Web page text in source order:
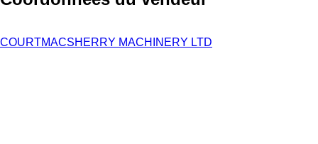
COURTMACSHERRY MACHINERY LTD